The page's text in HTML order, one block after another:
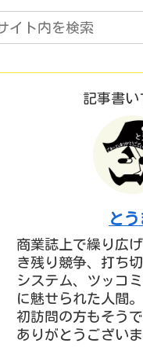
記事書い
とう
商業誌上で繰り広
き残り競争、打ち
システム、ツッコ
に魅せられた人間。
初訪問の方もそう
ありがとうございま